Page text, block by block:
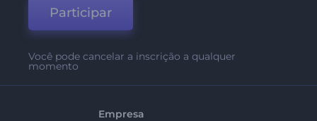
Participar
Você pode cancelar a inscrição a qualquer
momento
Empresa